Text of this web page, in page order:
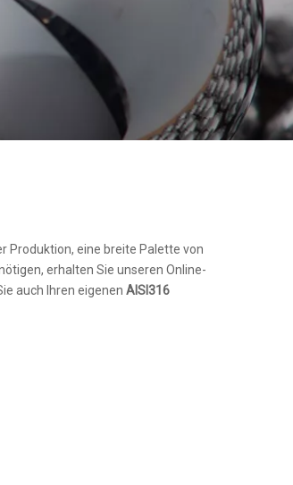
Produktion, eine breite Palette von
erhalten Sie unseren Online-
auch Ihren eigenen AISI316